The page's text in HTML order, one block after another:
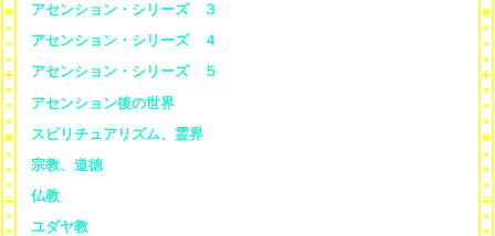
アセンション・シリーズ ３
アセンション・シリーズ ４
アセンション・シリーズ ５
アセンション後の世界
スピリチュアリズム、霊界
宗教、道徳
仏教
ユダヤ教